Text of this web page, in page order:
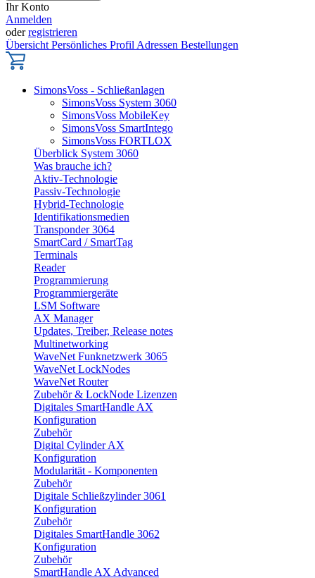
Ihr Konto
Anmelden
oderregistrieren
Übersicht Persönliches Profil Adressen Bestellungen
SimonsVoss - Schließanlagen
SimonsVoss System 3060
SimonsVoss MobileKey
SimonsVoss SmartIntego
SimonsVoss FORTLOX
Überblick System 3060
Was brauche ich?
Aktiv-Technologie
Passiv-Technologie
Hybrid-Technologie
Identifikationsmedien
Transponder 3064
SmartCard / SmartTag
Terminals
Reader
Programmierung
Programmiergeräte
LSM Software
AX Manager
Updates, Treiber, Release notes
Multinetworking
WaveNet Funknetzwerk 3065
WaveNet LockNodes
WaveNet Router
Zubehör & LockNode Lizenzen
Digitales SmartHandle AX
Konfiguration
Zubehör
Digital Cylinder AX
Konfiguration
Modularität - Komponenten
Zubehör
Digitale Schließzylinder 3061
Konfiguration
Zubehör
Digitales SmartHandle 3062
Konfiguration
Zubehör
SmartHandle AX Advanced